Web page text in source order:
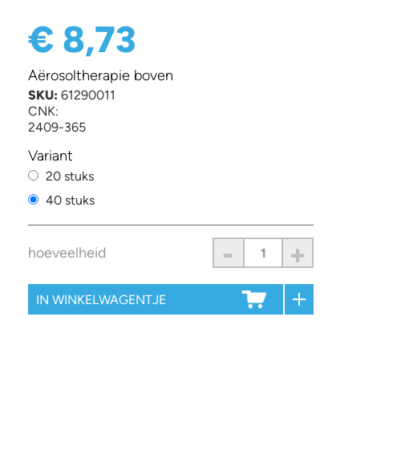
€ 8,73
Aërosoltherapie boven
SKU: 61290011
CNK:
2409-365
Variant
20 stuks
40 stuks
hoeveelheid - +